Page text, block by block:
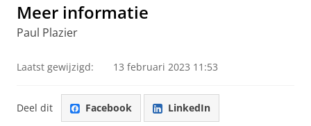
Meer informatie
Paul Plazier
Laatst gewijzigd: 13 februari 2023 11:53
Deel dit Facebook LinkedIn